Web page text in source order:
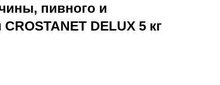
пивного и
DELUX 5 кг